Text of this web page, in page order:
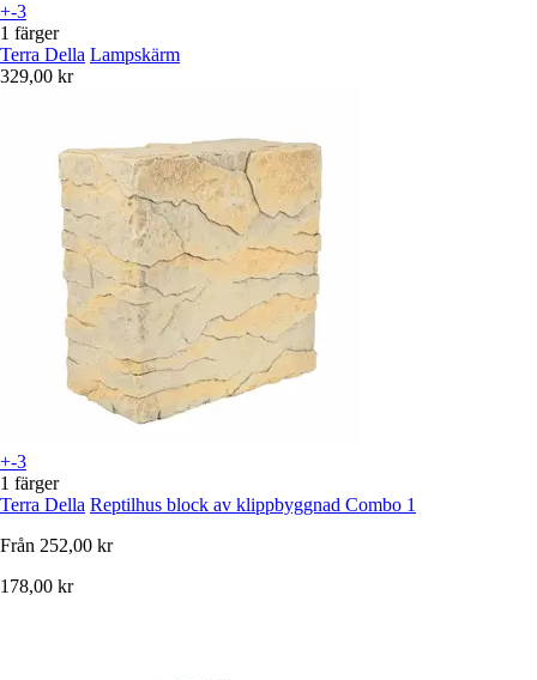
+-3
1 färger
Terra Della Lampskärm
329,00 kr
+-3
1 färger
Terra Della Reptilhus block av klippbyggnad Combo 1
Från 252,00 kr
178,00 kr